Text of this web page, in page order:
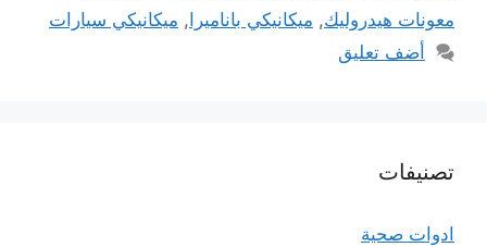
معونات هيدروليك, ميكانيكي باناميرا , ميكانيكي سيارات
أضف تعليق
تصنيفات
ادوات صحية